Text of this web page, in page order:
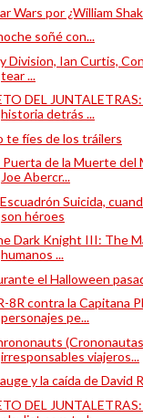
Wars por ¿William
soñé con...
Division, Ian Curtis,
tear ...
DEL
historia detrás ...
te fíes de los tráilers
Puerta de la Muerte del
Joe Abercr...
Suicida,
son héroes
Dark Knight III: The
humanos ...
el Halloween
8R contra la Capitana
personajes pe...
irresponsables viajeros...
y la caída de David
DEL